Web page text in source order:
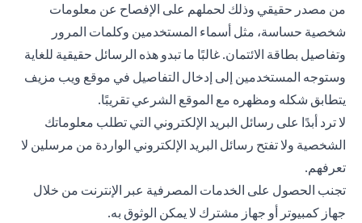
من مصدر حقيقي وذلك لحملهم على الإفصاح عن معلومات
شخصية حساسة، مثل أسماء المستخدمين وكلمات المرور
وتفاصيل بطاقة الائتمان. غالبًا ما تبدو هذه الرسائل حقيقية للغاية
وستوجه المستخدمين إلى إدخال التفاصيل في موقع ويب مزيف
يتطابق شكله ومظهره مع الموقع الشرعي تقريبًا.
لا ترد أبدًا على رسائل البريد الإلكتروني التي تطلب معلوماتك
الشخصية ولا تفتح رسائل البريد الإلكتروني الواردة من مرسلين لا
تعرفهم.
تجنب الحصول على الخدمات المصرفية عبر الإنترنت من خلال
جهاز كمبيوتر أو جهاز مشترك لا يمكن الوثوق به.